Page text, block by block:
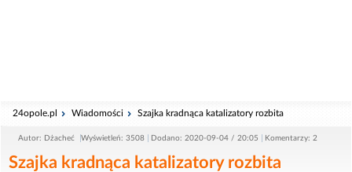
24opole.pl Wiadomości Szajka kradnąca katalizatory rozbita
Autor: Dżacheć Wyświetleń: 3508 Dodano: 2020-09-04 / 20:05 Komentarzy: 2
Szajka kradnąca katalizatory rozbita